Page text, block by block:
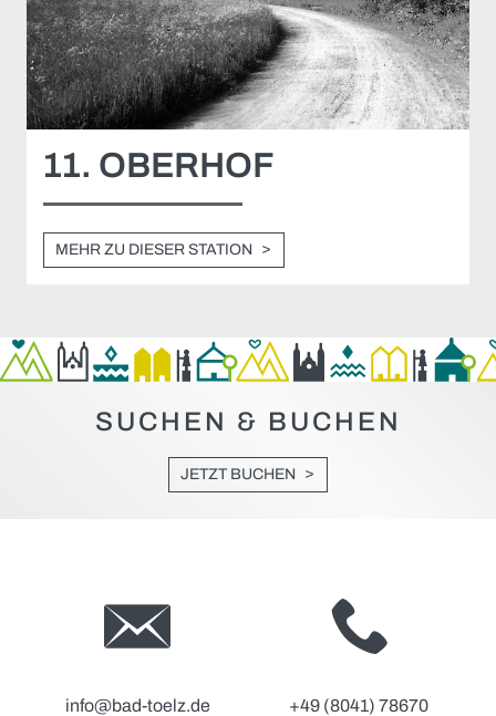
11. OBERHOF
MEHR ZU DIESER STATION
SUCHEN & BUCHEN
JETZT BUCHEN
info@bad-toelz.de +49 (8041) 78670